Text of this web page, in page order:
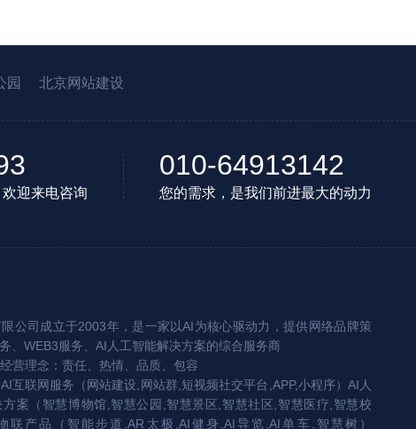
园 北京网站建设
迎来电咨询
010-64913142
您的需求，是我们前进最大的动力
公司成立于2003年，是一家以AI为核心驱动力，提供网络品牌策
、WEB3服务、AI人工智能解决方案的综合服务商
营理念：责任、热情、品质、包容
互联网服务（网站建设,网站群,短视频社交平台,APP,小程序）AI人
方案（智慧博物馆,智慧公园,智慧景区,智慧社区,智慧医疗,智慧校
联产品（智能步道,AR太极,AI健身,AI导览,AI单车,智慧树）